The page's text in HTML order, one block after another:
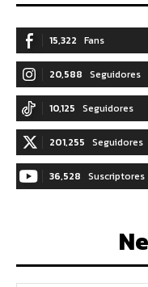
15,322 Fans
20,588 Seguidores
10,125 Seguidores
201,255 Seguidores
36,528 Suscriptores